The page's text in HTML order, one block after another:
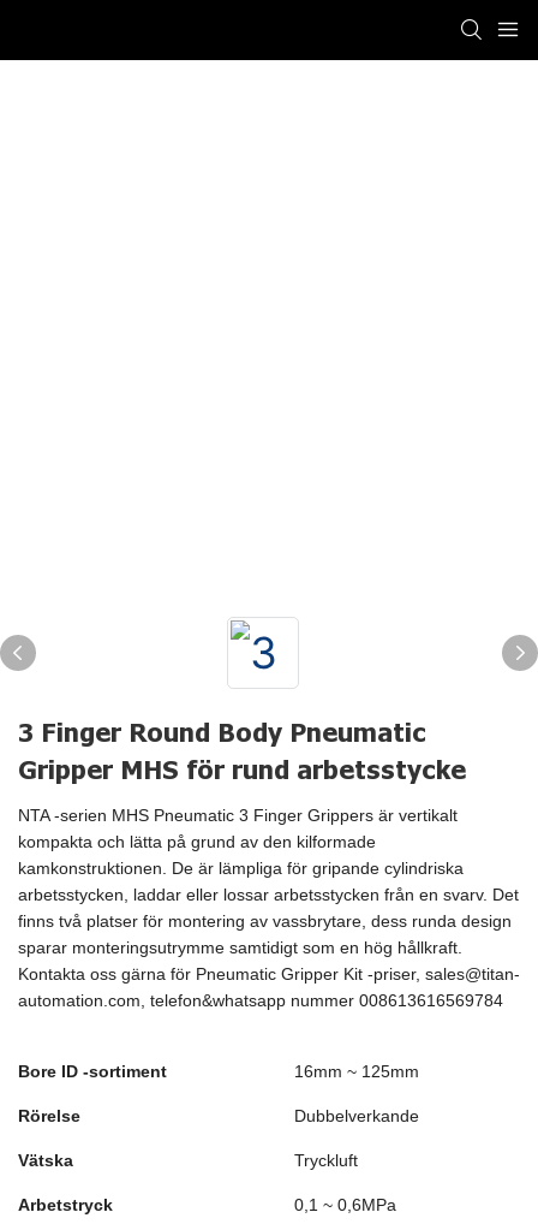
3 Finger Round Body Pneumatic
Gripper MHS för rund arbetsstycke
NTA -serien MHS Pneumatic 3 Finger Grippers är vertikalt
kompakta och lätta på grund av den kilformade
kamkonstruktionen. De är lämpliga för gripande cylindriska
arbetsstycken, laddar eller lossar arbetsstycken från en svarv. Det
finns två platser för montering av vassbrytare, dess runda design
sparar monteringsutrymme samtidigt som en hög hållkraft.
Kontakta oss gärna för Pneumatic Gripper Kit -priser, sales@titan-
automation.com, telefon&whatsapp nummer 008613616569784
Bore ID -sortiment 16mm ~ 125mm
Rörelse Dubbelverkande
Vätska Tryckluft
Arbetstryck 0,1 ~ 0,6MPa